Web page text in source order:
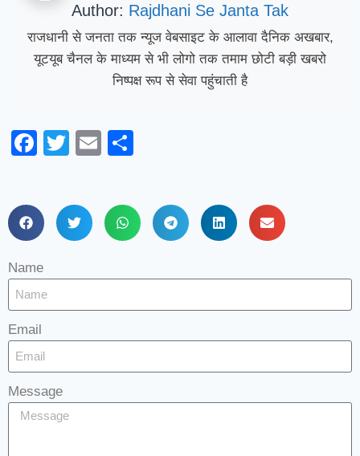
Author: Rajdhani Se Janta Tak
राजधानी से जनता तक न्यूज वेबसाइट के आलावा दैनिक अखबार,
यूटयूब चैनल के माध्यम से भी लोगो तक तमाम छोटी बड़ी खबरो
निष्पक्ष रूप से सेवा पहुंचाती है
Facebook
TwitterEmail
Name
Email
Message